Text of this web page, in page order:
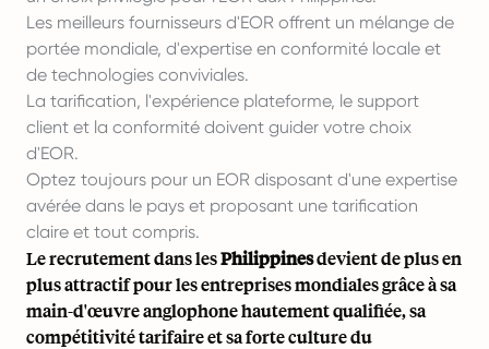
Les meilleurs fournisseurs d'EOR offrent un mélange de
portée mondiale, d'expertise en conformité locale et
de technologies conviviales.
La tarification, l'expérience plateforme, le support
client et la conformité doivent guider votre choix
d'EOR.
Optez toujours pour un EOR disposant d'une expertise
avérée dans le pays et proposant une tarification
claire et tout compris.
Le recrutement dans lesPhilippinesdevient de plus en
plus attractif pour les entreprises mondiales grâce à sa
main-d'œuvre anglophone hautement qualifiée, sa
compétitivité tarifaire et sa forte culture du